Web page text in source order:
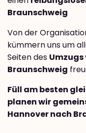
Braunschweig
Von der
kümmern uns um
Seiten des
Braunschweig
Füll am besten
planen wir
Hannover nach